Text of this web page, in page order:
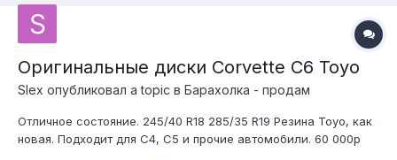
Оригинальные диски Corvette C6 Toyo
Slex опубликовал a topic в Барахолка - продам
Отличное состояние. 245/40 R18 285/35 R19 Резина Toyo, как
новая. Подходит для C4, C5 и прочие автомобили. 60 000р